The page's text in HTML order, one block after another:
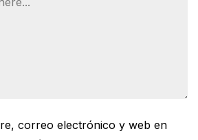
correo electrónico y web en